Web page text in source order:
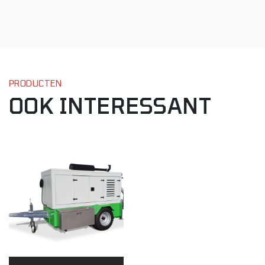
PRODUCTEN
OOK INTERESSANT